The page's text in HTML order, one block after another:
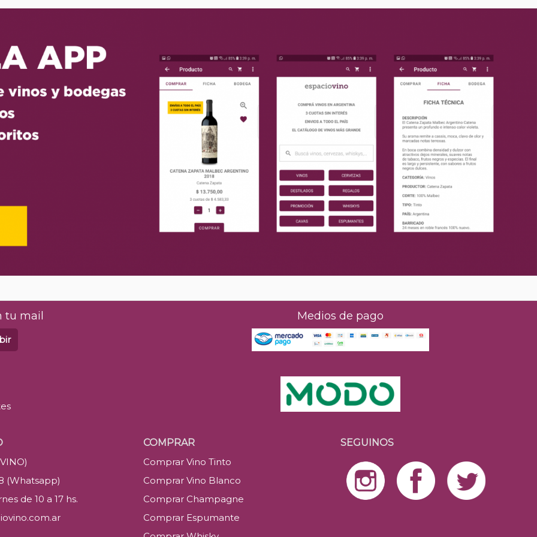
tu mail Medios de pago
(Whatsapp)
de 10 a 17 hs.
COMPRAR
Comprar Vino Tinto
Comprar Vino Blanco
Comprar Champagne
Comprar Espumante
SEGUINOS